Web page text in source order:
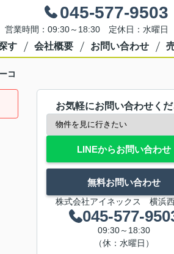
045-577-9503
営業時間：09:30～18:30 定休日：水曜日
す 会社概要 お問い合わせ
コ
お気軽にお問い合わせく
LINEからお問い合わせ
無料お問い合わせ
株式会社アイネックス 横浜
045-577-
09:30～18:30
（休：水曜日）